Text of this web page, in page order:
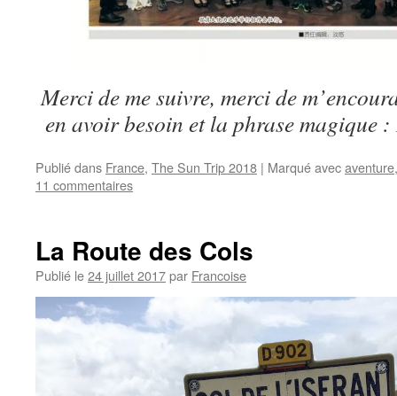
Merci de me suivre, merci de
en avoir besoin et la phrase magique
Publié dans France, The Sun Trip 2018 | Marqué avecaventure
11 commentaires
La Route des Cols
Publié le24 juillet 2017par Francoise